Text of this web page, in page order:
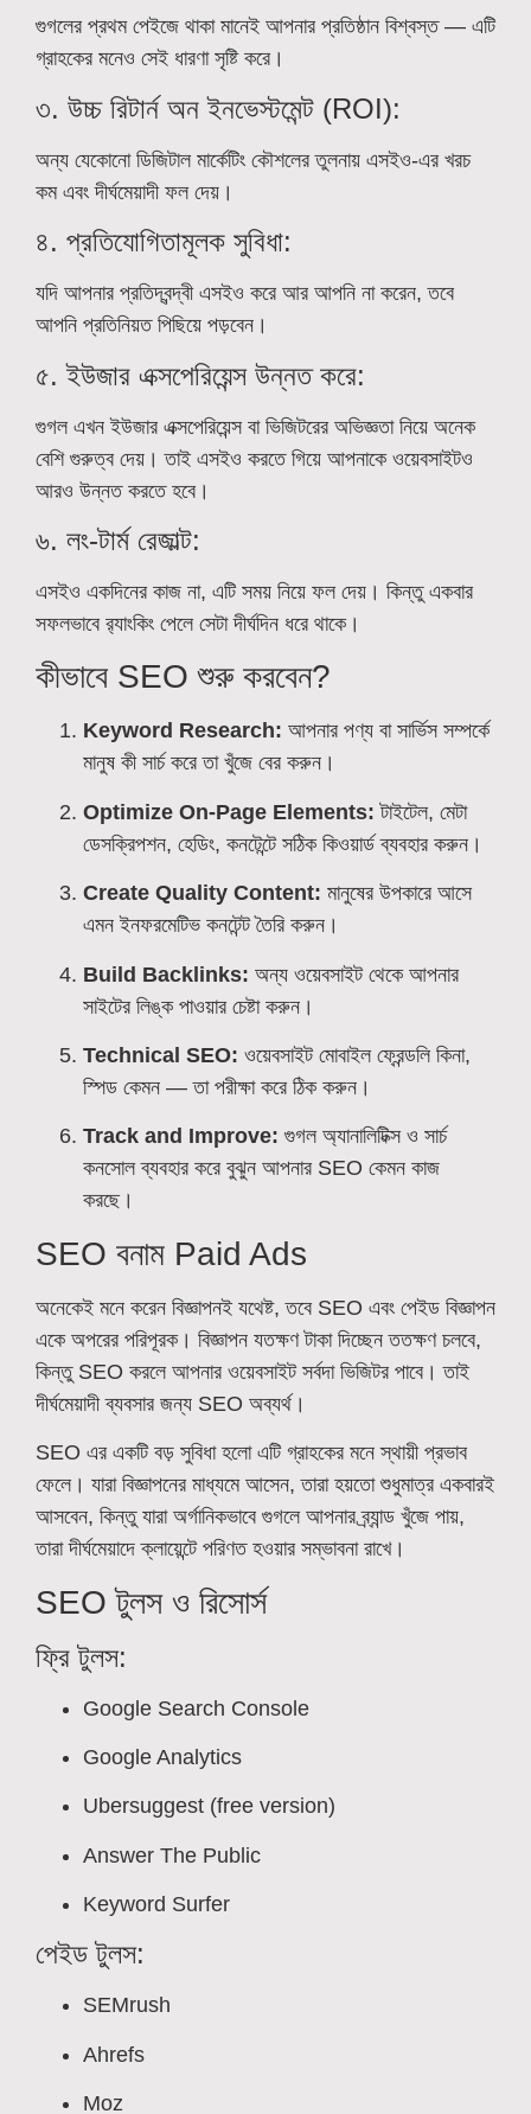
গুগলের প্রথম পেইজে থাকা মানেই আপনার প্রতিষ্ঠান বিশ্বস্ত — এটি
গ্রাহকের মনেও সেই ধারণা সৃষ্টি করে।
৩. উচ্চ রিটার্ন অন ইনভেস্টমেন্ট (ROI):
অন্য যেকোনো ডিজিটাল মার্কেটিং কৌশলের তুলনায় এসইও-এর খরচ
কম এবং দীর্ঘমেয়াদী ফল দেয়।
৪. প্রতিযোগিতামূলক সুবিধা:
যদি আপনার প্রতিদ্বন্দ্বী এসইও করে আর আপনি না করেন, তবে
আপনি প্রতিনিয়ত পিছিয়ে পড়বেন।
৫. ইউজার এক্সপেরিয়েন্স উন্নত করে:
গুগল এখন ইউজার এক্সপেরিয়েন্স বা ভিজিটরের অভিজ্ঞতা নিয়ে অনেক
বেশি গুরুত্ব দেয়। তাই এসইও করতে গিয়ে আপনাকে ওয়েবসাইটও
আরও উন্নত করতে হবে।
৬. লং-টার্ম রেজাল্ট:
এসইও একদিনের কাজ না, এটি সময় নিয়ে ফল দেয়। কিন্তু একবার
সফলভাবে র‌্যাংকিং পেলে সেটা দীর্ঘদিন ধরে থাকে।
কীভাবে SEO শুরু করবেন?
Keyword Research: আপনার পণ্য বা সার্ভিস সম্পর্কে
মানুষ কী সার্চ করে তা খুঁজে বের করুন।
Optimize On-Page Elements: টাইটেল, মেটা
ডেসক্রিপশন, হেডিং, কনটেন্টে সঠিক কিওয়ার্ড ব্যবহার করুন।
Create Quality Content: মানুষের উপকারে আসে
এমন ইনফরমেটিভ কনটেন্ট তৈরি করুন।
Build Backlinks: অন্য ওয়েবসাইট থেকে আপনার
সাইটের লিঙ্ক পাওয়ার চেষ্টা করুন।
Technical SEO: ওয়েবসাইট মোবাইল ফ্রেন্ডলি কিনা,
স্পিড কেমন — তা পরীক্ষা করে ঠিক করুন।
Track and Improve: গুগল অ্যানালিটিক্স ও সার্চ
কনসোল ব্যবহার করে বুঝুন আপনার SEO কেমন কাজ
করছে।
SEO বনাম Paid Ads
অনেকেই মনে করেন বিজ্ঞাপনই যথেষ্ট, তবে SEO এবং পেইড বিজ্ঞাপন
একে অপরের পরিপূরক। বিজ্ঞাপন যতক্ষণ টাকা দিচ্ছেন ততক্ষণ চলবে,
কিন্তু SEO করলে আপনার ওয়েবসাইট সর্বদা ভিজিটর পাবে। তাই
দীর্ঘমেয়াদী ব্যবসার জন্য SEO অব্যর্থ।
SEO এর একটি বড় সুবিধা হলো এটি গ্রাহকের মনে স্থায়ী প্রভাব
ফেলে। যারা বিজ্ঞাপনের মাধ্যমে আসেন, তারা হয়তো শুধুমাত্র একবারই
আসবেন, কিন্তু যারা অর্গানিকভাবে গুগলে আপনার ব্র্যান্ড খুঁজে পায়,
তারা দীর্ঘমেয়াদে ক্লায়েন্টে পরিণত হওয়ার সম্ভাবনা রাখে।
SEO টুলস ও রিসোর্স
ফ্রি টুলস:
Google Search Console
Google Analytics
Ubersuggest (free version)
Answer The Public
Keyword Surfer
পেইড টুলস:
SEMrush
Ahrefs
Moz